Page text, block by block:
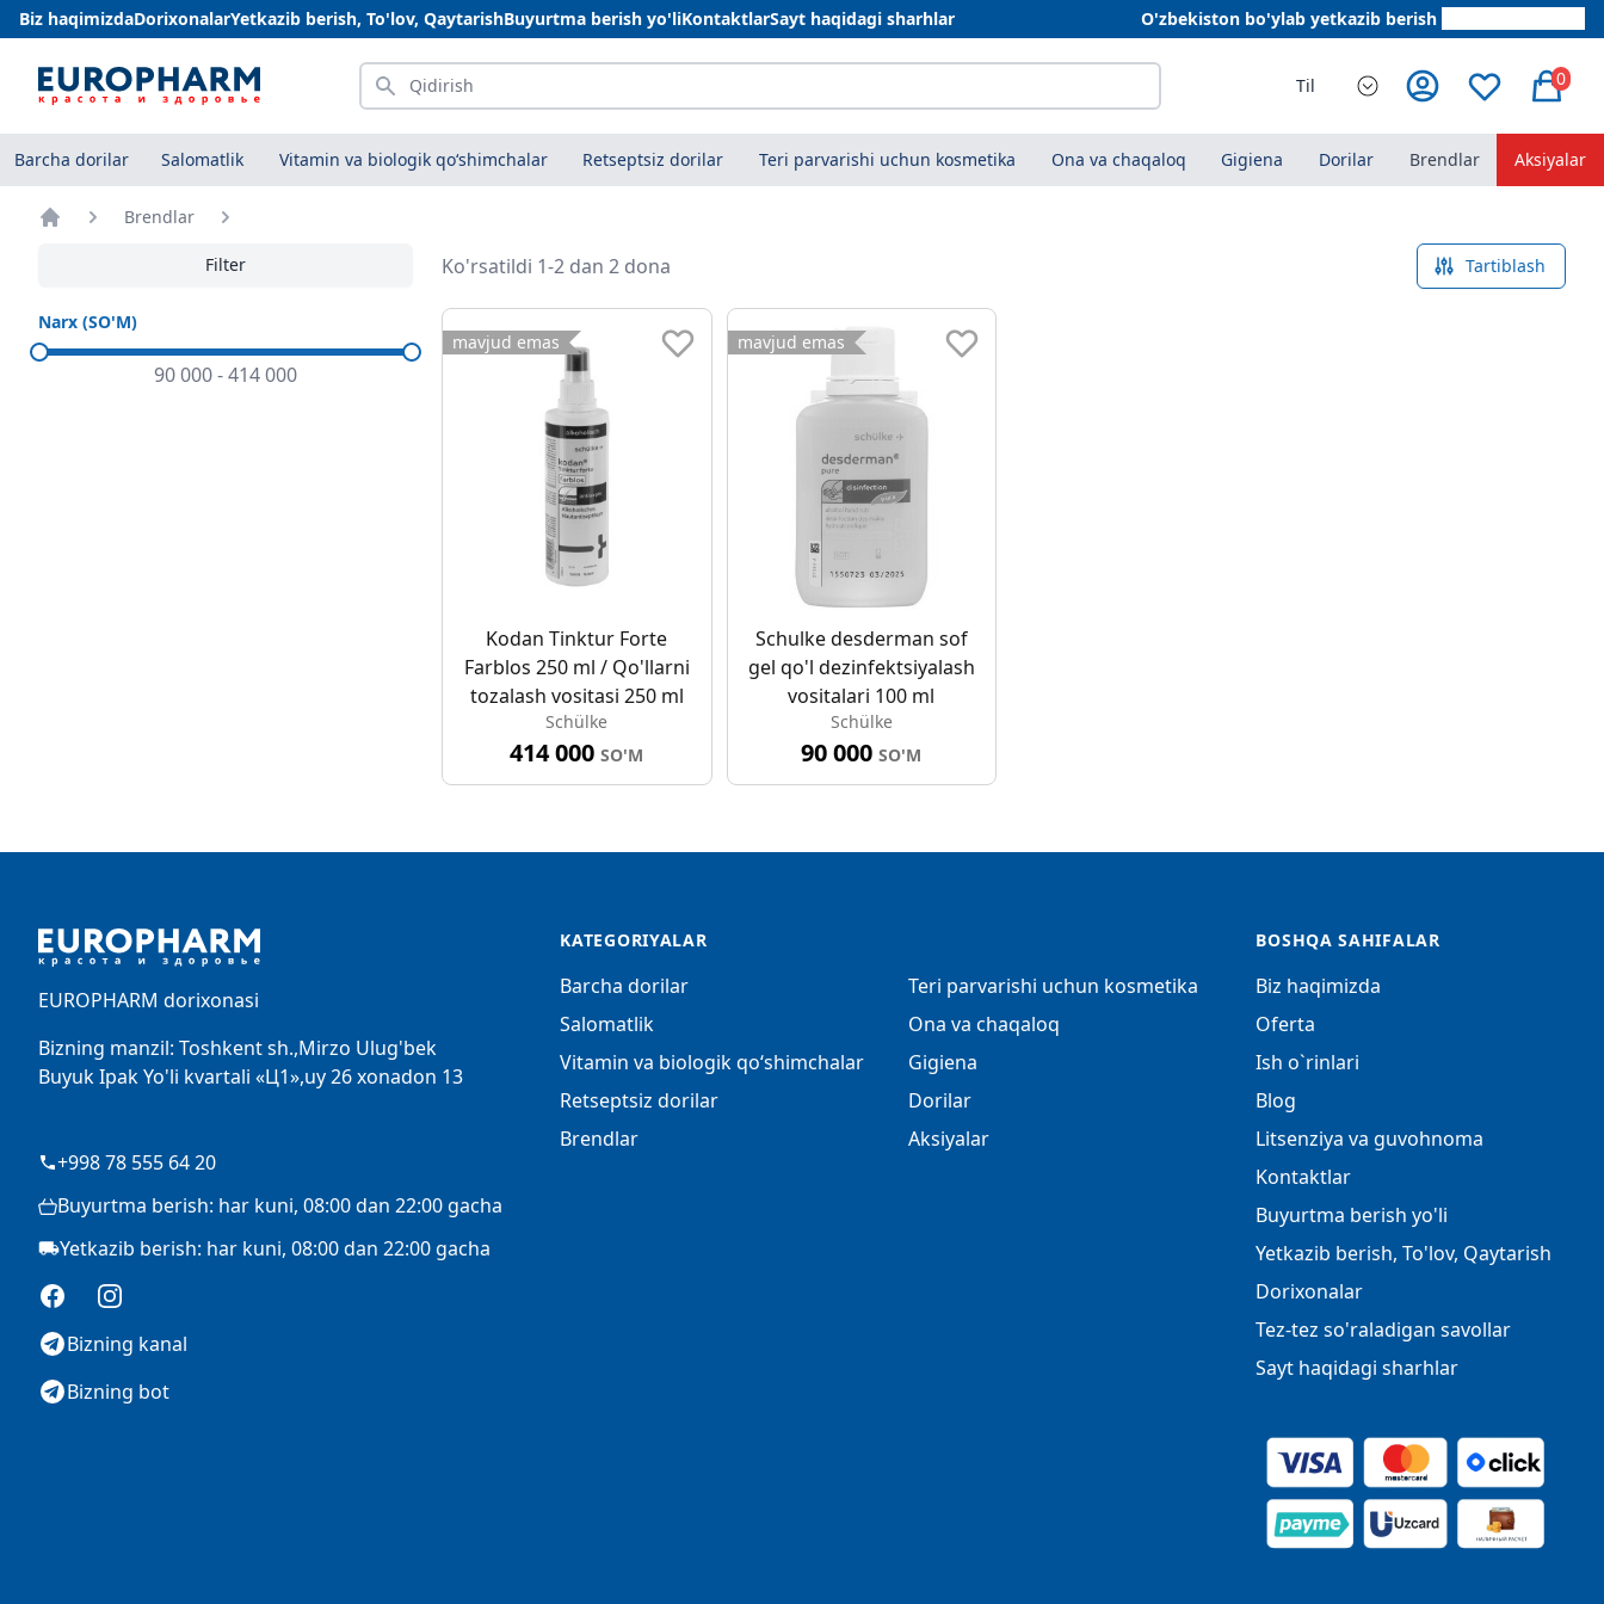
Biz haqimizdaDorixonalarYetkazib berish, To'lov, QaytarishBuyurtma berish yo'liKontaktlarSayt haqidagi sharhlar O'zbekiston bo'ylab yetkazib berish
Qidirish Til 0
Barcha dorilar Salomatlik Vitamin va biologik qo‘shimchalar Retseptsiz dorilar Teri parvarishi uchun kosmetika Ona va chaqaloq Gigiena Dorilar Brendlar Aksiyalar
Brendlar
Filter
Narx (SO'M)
90 000-414 000
Ko'rsatildi 1-2 dan 2 dona Tartiblash
mavjud emas
Kodan Tinktur Forte
Farblos 250 ml / Qo'llarni
tozalash vositasi 250 ml
Schülke
414 000SO'M
mavjud emas
Schulke desderman sof
gel qo'l dezinfektsiyalash
vositalari 100 ml
Schülke
90 000SO'M
EUROPHARM dorixonasi
Bizning manzil: Toshkent sh.,Mirzo Ulug'bek
Buyuk Ipak Yo'li kvartali «Ц1»,uy 26 xonadon 13
+998 78 555 64 20
Buyurtma berish: har kuni, 08:00 dan 22:00 gacha
Yetkazib berish: har kuni, 08:00 dan 22:00 gacha
FacebookInstagram
Bizning kanal
Bizning bot
KATEGORIYALAR
Barcha dorilar
Salomatlik
Vitamin va biologik qo‘shimchalar
Retseptsiz dorilar
Brendlar
Teri parvarishi uchun kosmetika
Ona va chaqaloq
Gigiena
Dorilar
Aksiyalar
BOSHQA SAHIFALAR
Biz haqimizda
Oferta
Ish o`rinlari
Blog
Litsenziya va guvohnoma
Kontaktlar
Buyurtma berish yo'li
Yetkazib berish, To'lov, Qaytarish
Dorixonalar
Tez-tez so'raladigan savollar
Sayt haqidagi sharhlar